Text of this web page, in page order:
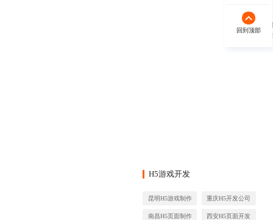
秉承“
H5游戏开发
昆明H5游戏制作 重庆H5开发公司
南昌H5页面制作 西安H5页面开发
回到顶部
回到顶部